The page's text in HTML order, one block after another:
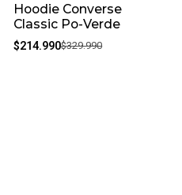
-35%
Hoodie Converse
Classic Po-Verde
$214.990$329.990